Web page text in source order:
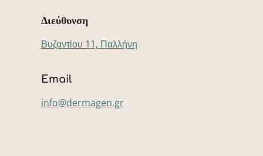
Διεύθυνση
Βυζαντίου 11, Παλλήνη
Email
info@dermagen.gr